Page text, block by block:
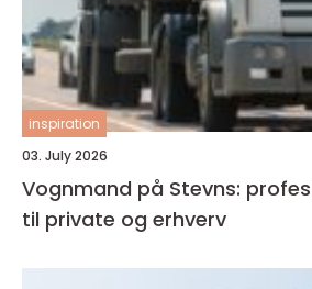
inspiration
03. July 2026
Vognmand på Stevns:
til private og erhverv